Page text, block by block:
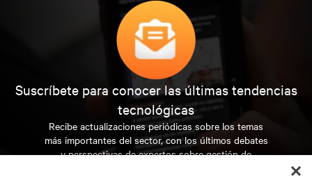
Suscríbete para conocer las últimas tendencias
tecnológicas
Recibe actualizaciones periódicas sobre los temas
más importantes del sector, con los últimos debates
y perspectivas de expertos sobre gestión de